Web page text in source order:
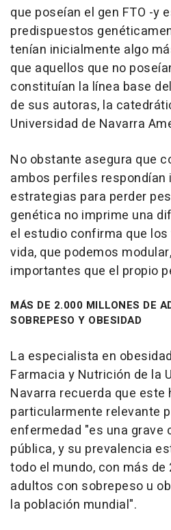
que poseían el gen FTO -y
predispuestos
tenían inicialmente algo
que aquellos que no
constituían la línea base
de sus autoras, la
Universidad de Navarra
No obstante asegura que
ambos perfiles respondían
estrategias para perder
genética no imprime una
el estudio confirma que
vida, que podemos
importantes que el propio
MÁS DE 2.000 MILLONES DE
SOBREPESO Y OBESIDAD
La especialista en
Farmacia y Nutrición de la
Navarra recuerda que
particularmente relevante
enfermedad "es una grave
pública, y su prevalencia
todo el mundo, con más de
adultos con sobrepeso u
la población mundial".